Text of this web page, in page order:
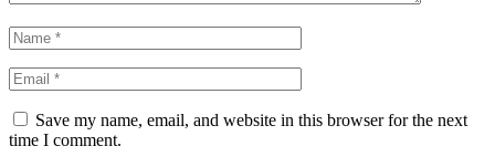
Save my name, email, and website in this browser for the next
time I comment.